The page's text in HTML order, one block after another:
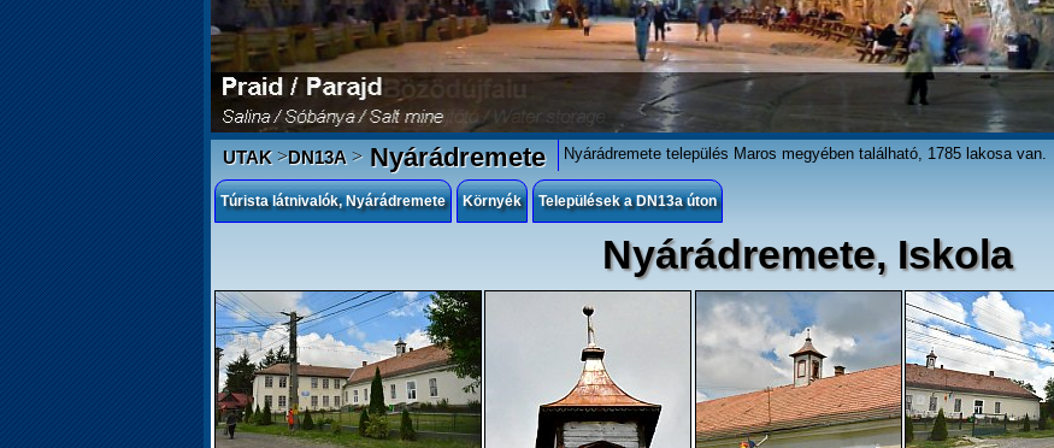
UTAK>DN13A>Nyárádremete Nyárádremete település Maros megyében található, 1785 lakosa van.
Túrista látnivalók, Nyárádremete Környék Települések a DN13a úton
Nyárádremete, Iskola